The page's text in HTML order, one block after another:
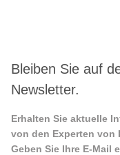
Bleiben Sie auf
Newsletter.
Erhalten Sie aktuelle
von den Experten von
Geben Sie Ihre E-Mail